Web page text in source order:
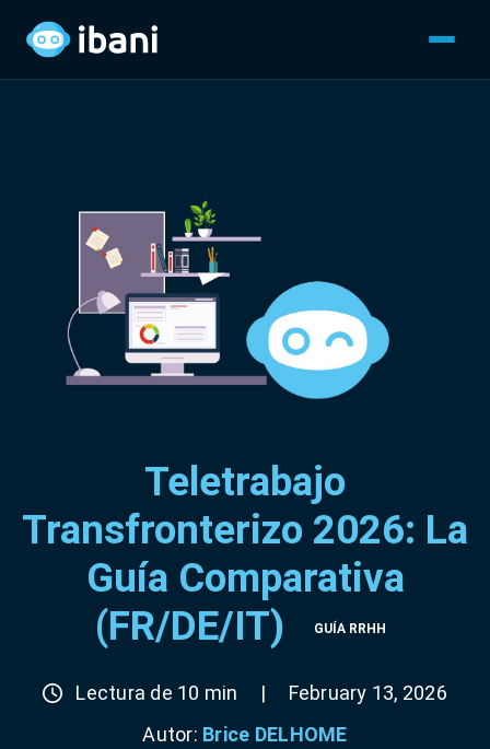
Teletrabajo
Transfronterizo 2026: La
Guía Comparativa
(FR/DE/IT)
GUÍA RRHH
Lectura de 10 min |
February 13, 2026
Autor: Brice DELHOME